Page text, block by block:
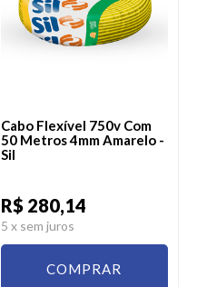
Cabo Flexível 750v Com
50 Metros 4mm Amarelo -
Sil
R$ 280,14
5 x sem juros
COMPRAR